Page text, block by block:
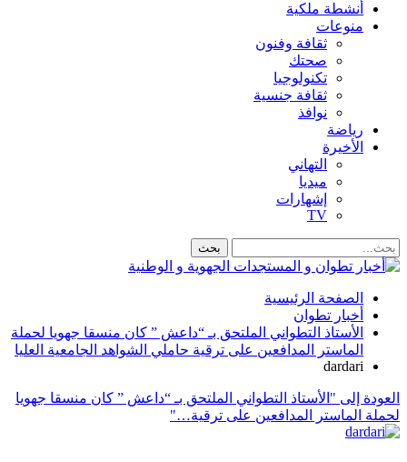
أنشطة ملكية
منوعات
ثقافة وفنون
صحتك
تكنولوجيا
ثقافة جنسية
نوافذ
رياضة
الأخيرة
التهاني
ميديا
إشهارات
TV
الصفحة الرئيسية
أخبار تطوان
الأستاذ التطواني الملتحق بـ “داعش ” كان منسقا جهويا لحملة
الماستر المدافعين على ترقية حاملي الشواهد الجامعية العليا
dardari
العودة إلى "الأستاذ التطواني الملتحق بـ “داعش ” كان منسقا جهويا
لحملة الماستر المدافعين على ترقية…"